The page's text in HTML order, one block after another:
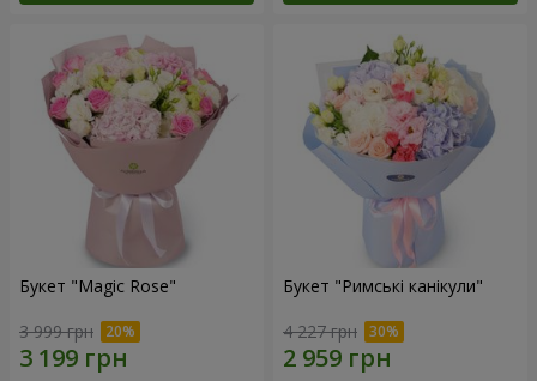
Букет "Magic Rose"
3 999 грн
Букет "Римські канікули"
4 227 грн